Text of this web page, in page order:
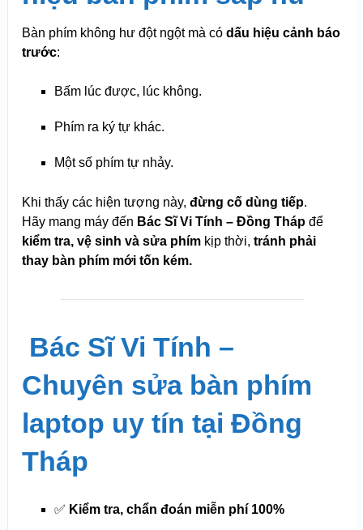
Bàn phím không hư đột ngột mà có dấu hiệu cảnh báo
trước:
Bấm lúc được, lúc không.
Phím ra ký tự khác.
Một số phím tự nhảy.
Khi thấy các hiện tượng này, đừng cố dùng tiếp.
Hãy mang máy đến Bác Sĩ Vi Tính – Đồng Thápđể
kiểm tra, vệ sinh và sửa phímkịp thời, tránh phải
thay bàn phím mới tốn kém.
Bác Sĩ Vi Tính –
Chuyên sửa bàn phím
laptop uy tín tại Đồng
Tháp
✅ Kiểm tra, chẩn đoán miễn phí 100%